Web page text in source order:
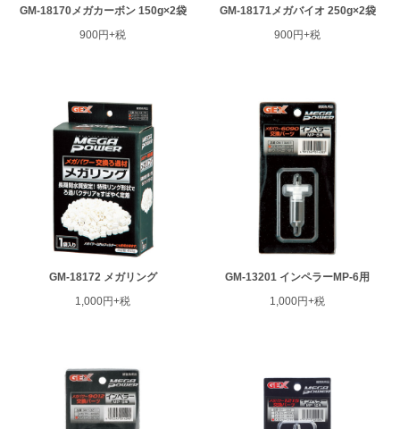
GM-18170メガカーボン 150g×2袋
900円+税
GM-18171メガバイオ 250g×2袋
900円+税
GM-18172 メガリング
1,000円+税
GM-13201 インペラーMP-6用
1,000円+税